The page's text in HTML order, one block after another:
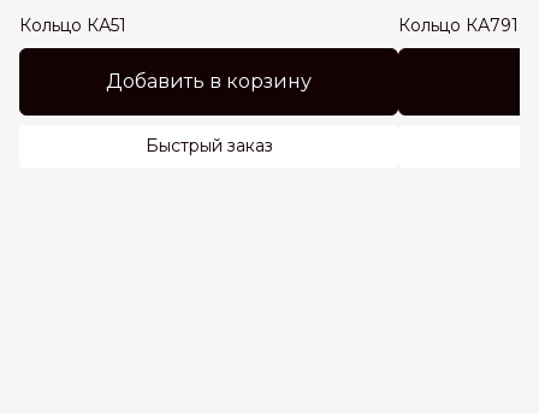
Кольцо КА51
Добавить в корзину
Быстрый заказ
Кольцо КА791